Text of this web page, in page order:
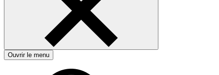
Ouvrir le menu